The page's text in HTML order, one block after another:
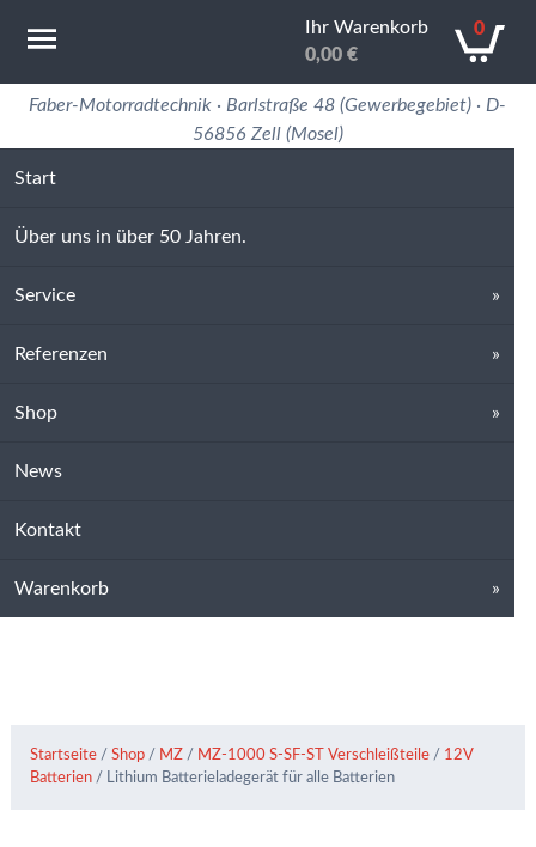
Motorradtechnik Erfahrung in 50 Jahren
Faber-Motorradtechnik · Barlstraße 48 (Gewerbegebiet) · D-
56856 Zell (Mosel)
Start
Über uns in über 50 Jahren.
Service
Referenzen
Shop
News
Kontakt
Warenkorb
Ihr Warenkorb
0,00 €
0
Startseite /Shop / MZ / MZ-1000 S-SF-ST Verschleißteile / 12V
Batterien / Lithium Batterieladegerät für alle Batterien